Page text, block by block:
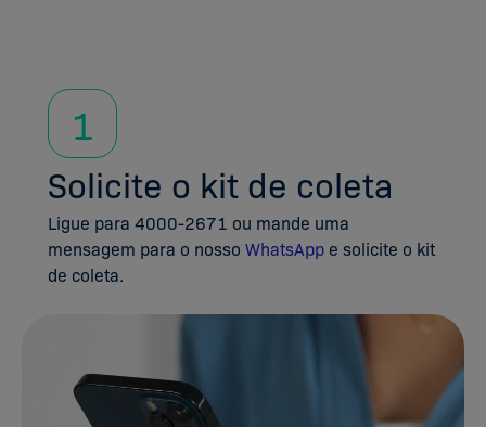
1
Solicite o kit de coleta
Ligue para 4000-2671 ou mande uma
mensagem para o nosso WhatsApp e solicite o kit
de coleta.